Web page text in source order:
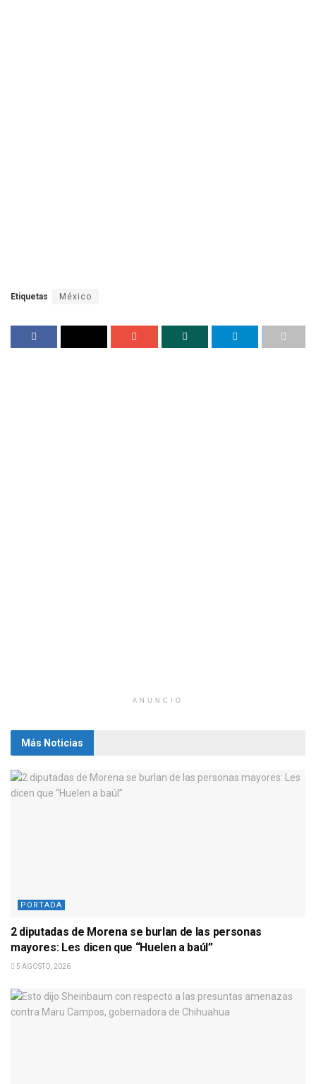
Etiquetas México
ANUNCIO
Más Noticias
PORTADA
2 diputadas de Morena se burlan de las personas
mayores: Les dicen que “Huelen a baúl”
5 AGOSTO, 2026